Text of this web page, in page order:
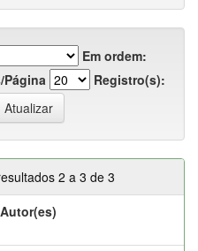
Em ordem:
Registro(s):
2 a 3 de 3
Autor(es)